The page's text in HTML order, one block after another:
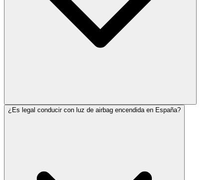
¿Es legal conducir con luz de airbag encendida en España?